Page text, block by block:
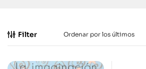
Filter